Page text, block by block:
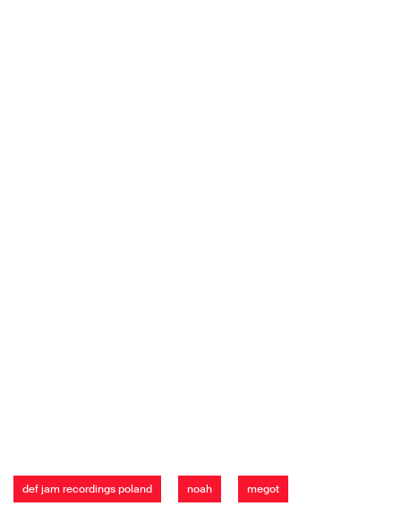
def jam recordings poland noah megot